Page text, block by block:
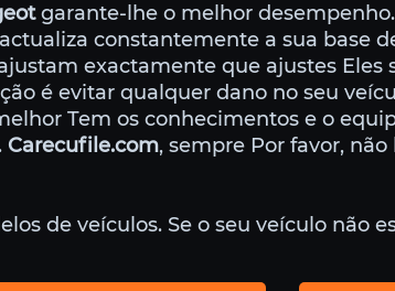
garante-lhe o melhor
constantemente a sua base
exactamente que ajustes Eles
é evitar qualquer dano no seu
Tem os conhecimentos e o
Carecufile.com, sempre Por favor,
de veículos. Se o seu veículo não